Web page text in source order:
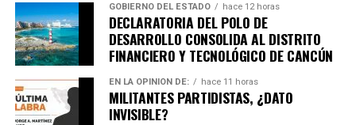
GOBIERNO DEL ESTADO hace 12 horas
DECLARATORIA DEL POLO DE
DESARROLLO CONSOLIDA AL DISTRITO
FINANCIERO Y TECNOLÓGICO DE CANCÚN
EN LA OPINIÓN DE: hace 11 horas
MILITANTES PARTIDISTAS, ¿DATO
INVISIBLE?